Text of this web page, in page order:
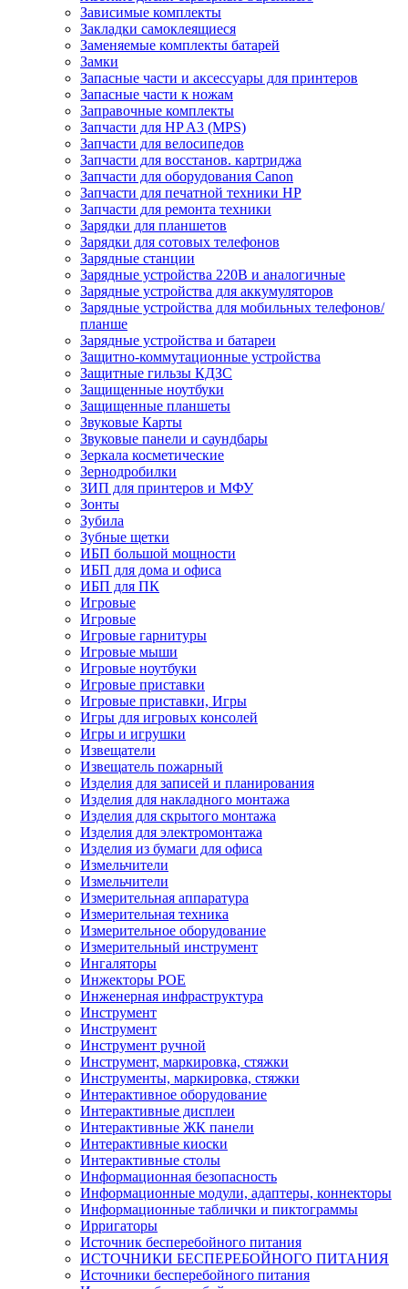
Зависимые комплекты
Закладки самоклеящиеся
Заменяемые комплекты батарей
Замки
Запасные части и аксессуары для принтеров
Запасные части к ножам
Заправочные комплекты
Запчасти для HP A3 (MPS)
Запчасти для велосипедов
Запчасти для восстанов. картриджа
Запчасти для оборудования Canon
Запчасти для печатной техники HP
Запчасти для ремонта техники
Зарядки для планшетов
Зарядки для сотовых телефонов
Зарядные станции
Зарядные устройства 220В и аналогичные
Зарядные устройства для аккумуляторов
Зарядные устройства для мобильных телефонов/
планше
Зарядные устройства и батареи
Защитно-коммутационные устройства
Защитные гильзы КДЗС
Защищенные ноутбуки
Защищенные планшеты
Звуковые Карты
Звуковые панели и саундбары
Зеркала косметические
Зернодробилки
ЗИП для принтеров и МФУ
Зонты
Зубила
Зубные щетки
ИБП большой мощности
ИБП для дома и офиса
ИБП для ПК
Игровые
Игровые
Игровые гарнитуры
Игровые мыши
Игровые ноутбуки
Игровые приставки
Игровые приставки, Игры
Игры для игровых консолей
Игры и игрушки
Извещатели
Извещатель пожарный
Изделия для записей и планирования
Изделия для накладного монтажа
Изделия для скрытого монтажа
Изделия для электромонтажа
Изделия из бумаги для офиса
Измельчители
Измельчители
Измерительная аппаратура
Измерительная техника
Измерительное оборудование
Измерительный инструмент
Ингаляторы
Инжекторы POE
Инженерная инфраструктура
Инструмент
Инструмент
Инструмент ручной
Инструмент, маркировка, стяжки
Инструменты, маркировка, стяжки
Интерактивное оборудование
Интерактивные дисплеи
Интерактивные ЖК панели
Интерактивные киоски
Интерактивные столы
Информационная безопасность
Информационные модули, адаптеры, коннекторы
Информационные таблички и пиктограммы
Ирригаторы
Источник бесперебойного питания
ИСТОЧНИКИ БЕСПЕРЕБОЙНОГО ПИТАНИЯ
Источники бесперебойного питания